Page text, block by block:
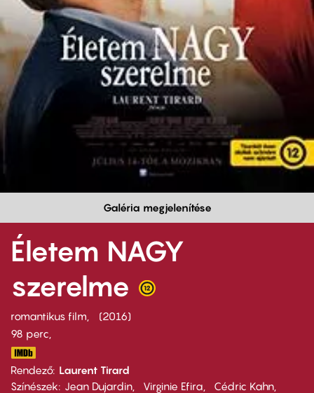
Galéria megjelenítése
Életem NAGY
szerelme
romantikus film
2016
98 perc,
Rendező Laurent Tirard
Színészek
Jean Dujardin Virginie Efira
Cédric Kahn